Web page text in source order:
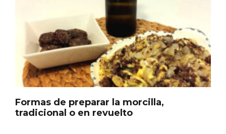
Formas de preparar la morcilla,
tradicional o en revuelto